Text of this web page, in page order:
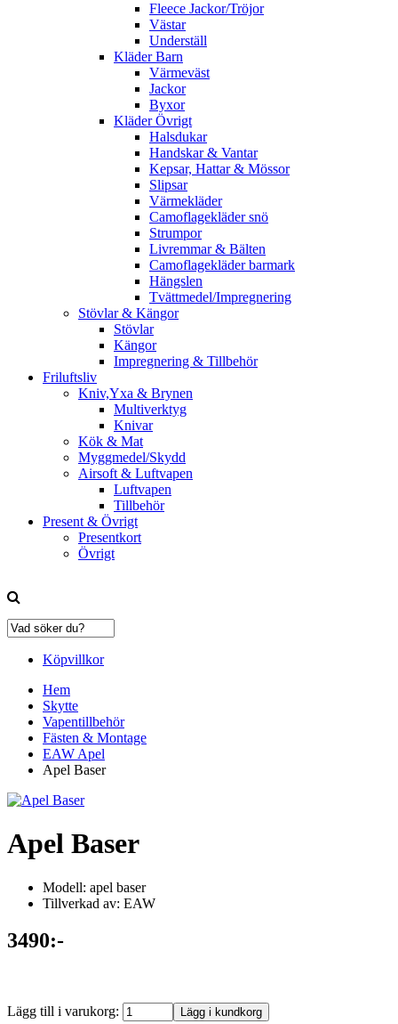
Fleece Jackor/Tröjor
Västar
Underställ
Kläder Barn
Värmeväst
Jackor
Byxor
Kläder Övrigt
Halsdukar
Handskar & Vantar
Kepsar, Hattar & Mössor
Slipsar
Värmekläder
Camoflagekläder snö
Strumpor
Livremmar & Bälten
Camoflagekläder barmark
Hängslen
Tvättmedel/Impregnering
Stövlar & Kängor
Stövlar
Kängor
Impregnering & Tillbehör
Friluftsliv
Kniv,Yxa & Brynen
Multiverktyg
Knivar
Kök & Mat
Myggmedel/Skydd
Airsoft & Luftvapen
Luftvapen
Tillbehör
Present & Övrigt
Presentkort
Övrigt
Köpvillkor
Hem
Skytte
Vapentillbehör
Fästen & Montage
EAW Apel
Apel Baser
Apel Baser
Modell: apel baser
Tillverkad av: EAW
3490:-
Lägg till i varukorg: